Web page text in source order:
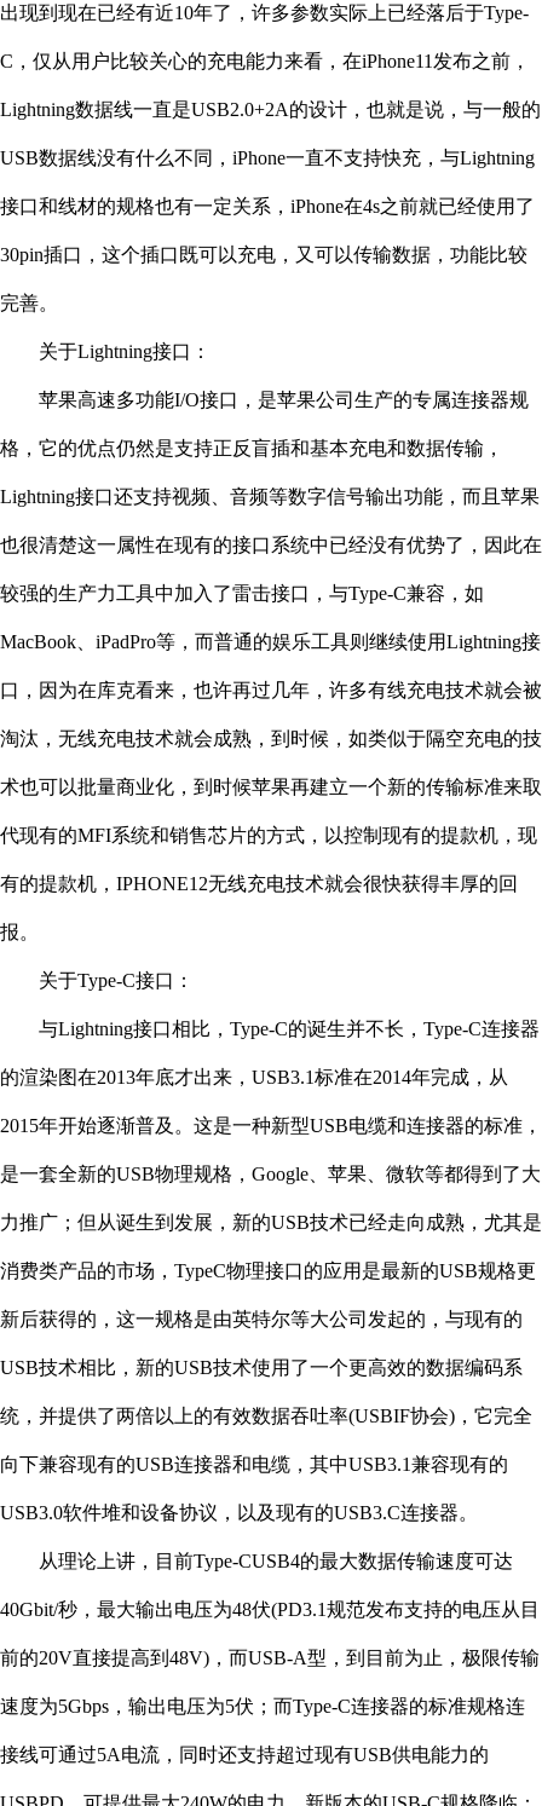
出现到现在已经有近10年了，许多参数实际上已经落后于Type-
C，仅从用户比较关心的充电能力来看，在iPhone11发布之前，
Lightning数据线一直是USB2.0+2A的设计，也就是说，与一般的
USB数据线没有什么不同，iPhone一直不支持快充，与Lightning
接口和线材的规格也有一定关系，iPhone在4s之前就已经使用了
30pin插口，这个插口既可以充电，又可以传输数据，功能比较
完善。
关于Lightning接口：
苹果高速多功能I/O接口，是苹果公司生产的专属连接器规
格，它的优点仍然是支持正反盲插和基本充电和数据传输，
Lightning接口还支持视频、音频等数字信号输出功能，而且苹果
也很清楚这一属性在现有的接口系统中已经没有优势了，因此在
较强的生产力工具中加入了雷击接口，与Type-C兼容，如
MacBook、iPadPro等，而普通的娱乐工具则继续使用Lightning接
口，因为在库克看来，也许再过几年，许多有线充电技术就会被
淘汰，无线充电技术就会成熟，到时候，如类似于隔空充电的技
术也可以批量商业化，到时候苹果再建立一个新的传输标准来取
代现有的MFI系统和销售芯片的方式，以控制现有的提款机，现
有的提款机，IPHONE12无线充电技术就会很快获得丰厚的回
报。
关于Type-C接口：
与Lightning接口相比，Type-C的诞生并不长，Type-C连接器
的渲染图在2013年底才出来，USB3.1标准在2014年完成，从
2015年开始逐渐普及。这是一种新型USB电缆和连接器的标准，
是一套全新的USB物理规格，Google、苹果、微软等都得到了大
力推广；但从诞生到发展，新的USB技术已经走向成熟，尤其是
消费类产品的市场，TypeC物理接口的应用是最新的USB规格更
新后获得的，这一规格是由英特尔等大公司发起的，与现有的
USB技术相比，新的USB技术使用了一个更高效的数据编码系
统，并提供了两倍以上的有效数据吞吐率(USBIF协会)，它完全
向下兼容现有的USB连接器和电缆，其中USB3.1兼容现有的
USB3.0软件堆和设备协议，以及现有的USB3.C连接器。
从理论上讲，目前Type-CUSB4的最大数据传输速度可达
40Gbit/秒，最大输出电压为48伏(PD3.1规范发布支持的电压从目
前的20V直接提高到48V)，而USB-A型，到目前为止，极限传输
速度为5Gbps，输出电压为5伏；而Type-C连接器的标准规格连
接线可通过5A电流，同时还支持超过现有USB供电能力的